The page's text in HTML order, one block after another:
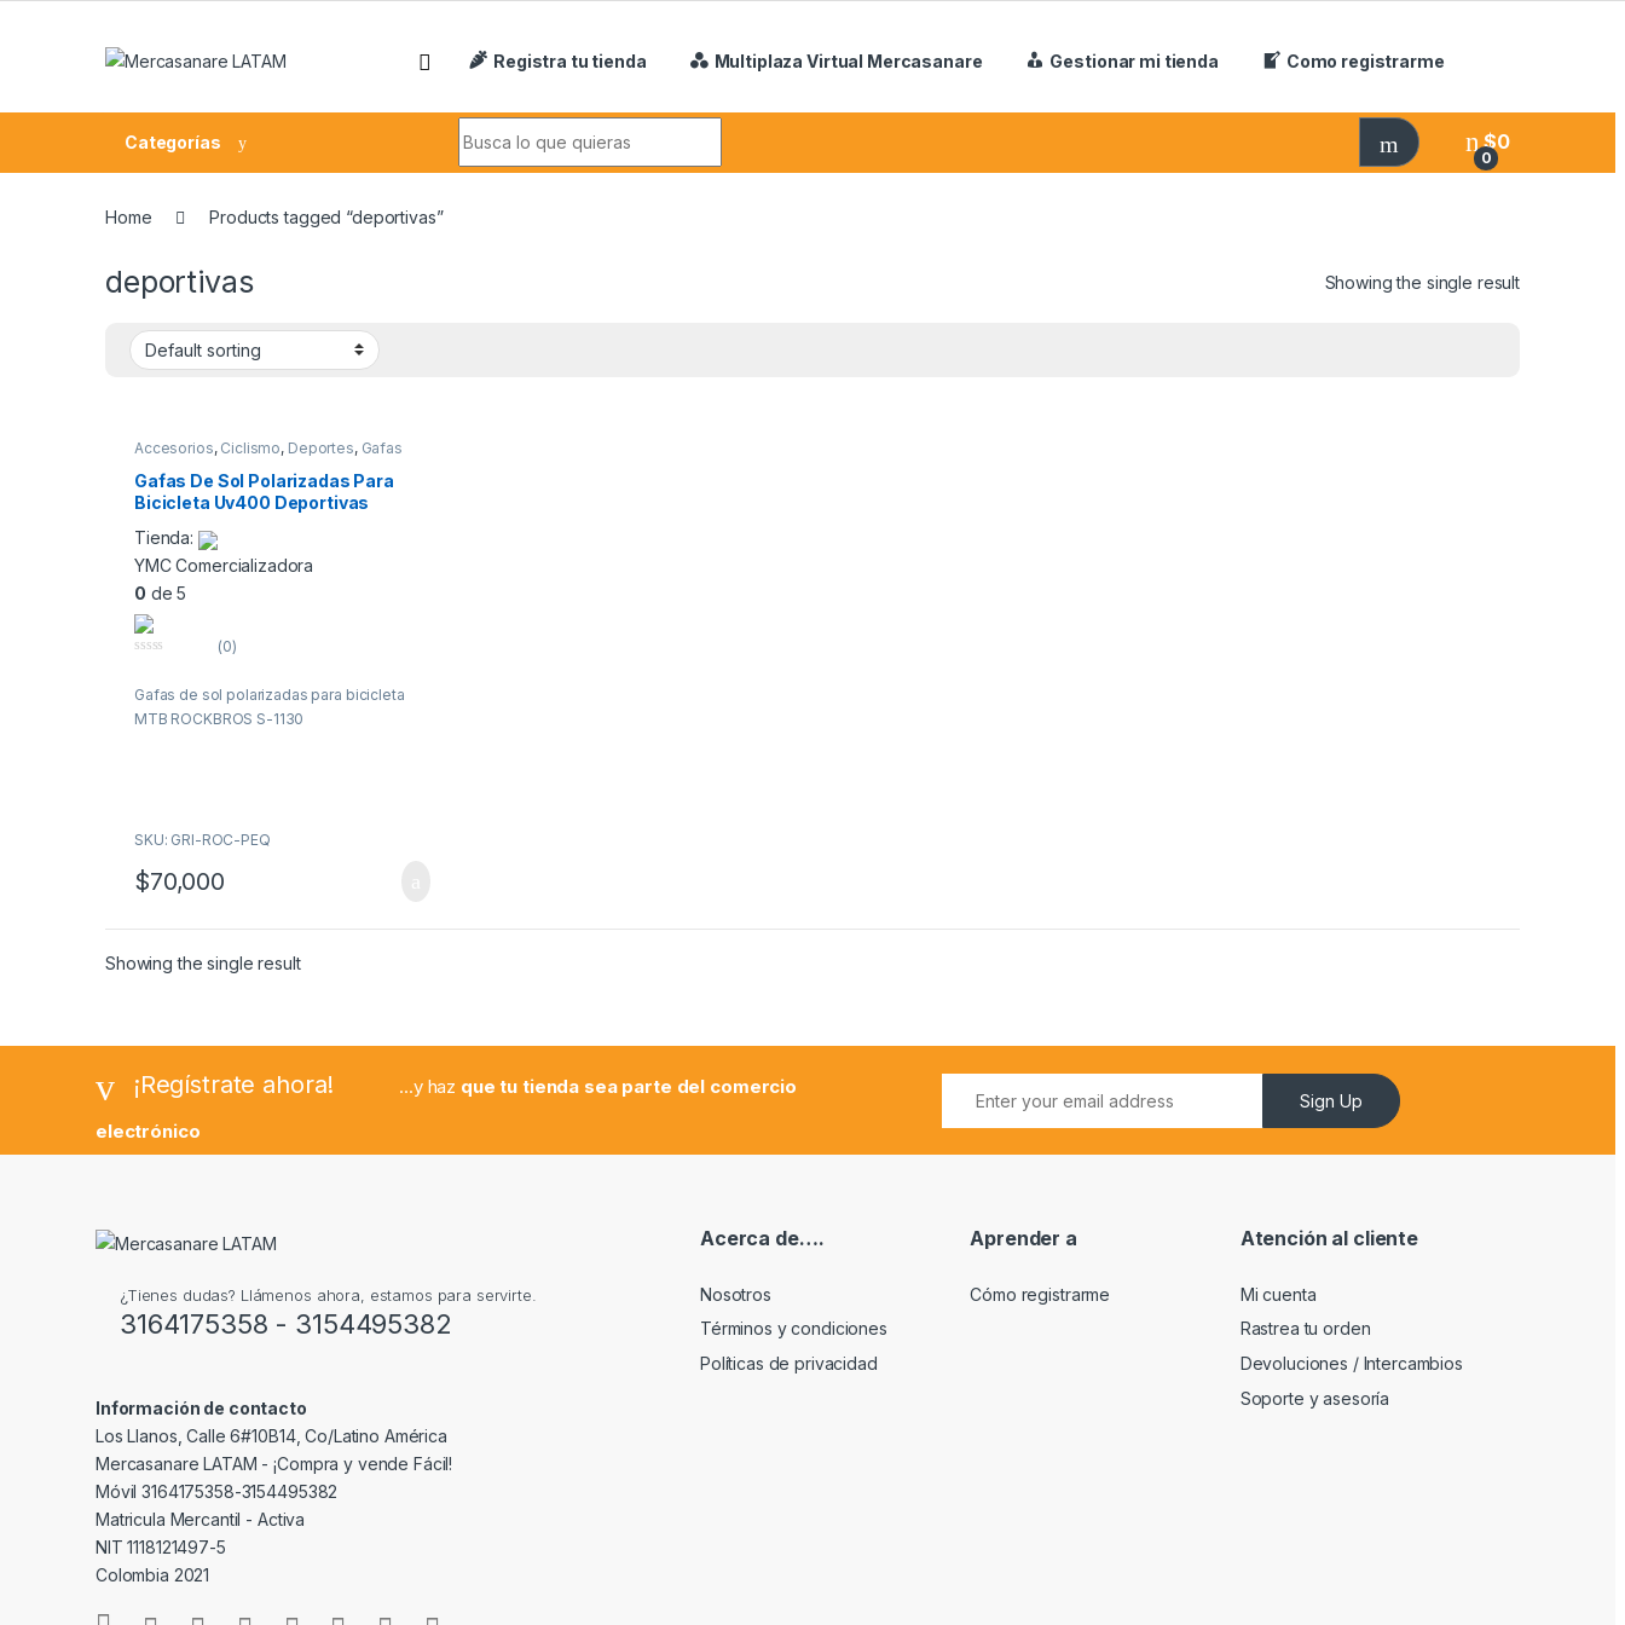
Registra tu tienda Multiplaza Virtual Mercasanare Gestionar mi tienda Como registrarme
Categorías
0
$0
Home Products tagged “deportivas”
deportivas Showing the single result
Accesorios, Ciclismo, Deportes, Gafas
Gafas De Sol Polarizadas Para
Bicicleta Uv400 Deportivas
Tienda:
YMC Comercializadora
0 de 5
u
t
o
(0)
Gafas de sol polarizadas para bicicleta
MTB ROCKBROS S-1130
SKU: GRI-ROC-PEQ
$70,000
Showing the single result
¡Regístrate ahora! ...y haz que tu tienda sea parte del comercio
electrónico
Sign Up
¿Tienes dudas? Llámenos ahora, estamos para servirte.
3164175358 - 3154495382
Información de contacto
Los Llanos, Calle 6#10B14, Co/Latino América
Mercasanare LATAM - ¡Compra y vende Fácil!
Móvil 3164175358-3154495382
Matricula Mercantil - Activa
NIT 1118121497-5
Colombia 2021
Acerca de….
Nosotros
Términos y condiciones
Políticas de privacidad
Aprender a
Cómo registrarme
Atención al cliente
Mi cuenta
Rastrea tu orden
Devoluciones / Intercambios
Soporte y asesoría